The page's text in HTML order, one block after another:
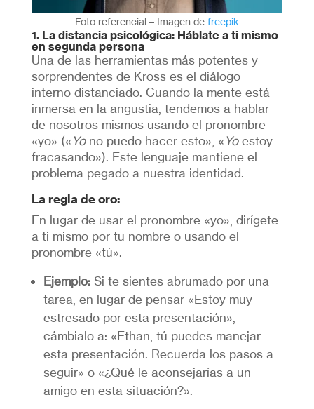
Foto referencial – Imagen de freepik
1. La distancia psicológica: Háblate a ti mismo
en segunda persona
Una de las herramientas más potentes y
sorprendentes de Kross es el diálogo
interno distanciado. Cuando la mente está
inmersa en la angustia, tendemos a hablar
de nosotros mismos usando el pronombre
«yo» («Yono puedo hacer esto», «Yoestoy
fracasando»). Este lenguaje mantiene el
problema pegado a nuestra identidad.
La regla de oro:
En lugar de usar el pronombre «yo», dirígete
a ti mismo por tu nombre o usando el
pronombre «tú».
Ejemplo:Si te sientes abrumado por una
tarea, en lugar de pensar «Estoy muy
estresado por esta presentación»,
cámbialo a: «Ethan, tú puedes manejar
esta presentación. Recuerda los pasos a
seguir» o «¿Qué le aconsejarías a un
amigo en esta situación?».